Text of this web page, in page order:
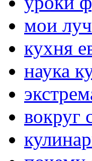
мои
кухня
наука
вокруг